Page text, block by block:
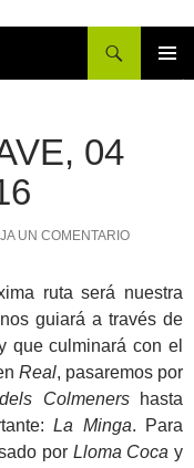
04
UN COMENTARIO
ruta será nuestra
guiará a través de
que culminará con el
Real, pasaremos por
Colmenershasta
La Minga. Para
por Lloma Coca y